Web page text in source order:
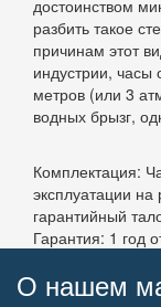
достоинством
разбить такое
причинам этот
индустрии,
метров (или 3
водных брызг,
Комплектация:
эксплуатации
гарантийный
Гарантия: 1 год
О нашем